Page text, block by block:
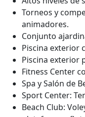
Torneos y
animadores.
Conjunto
Piscina exterior
Piscina exterior
Fitness Center
Spa y Salón de
Sport Center:
Beach Club: